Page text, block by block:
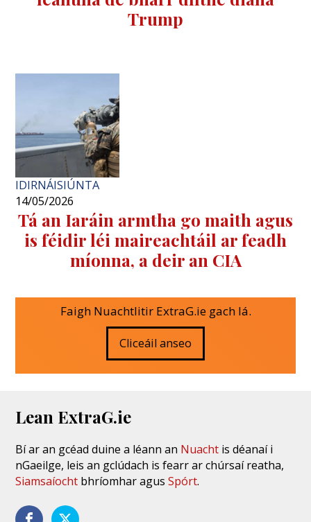
Trump
IDIRNÁISIÚNTA
14/05/2026
Tá an Iaráin armtha go maith agus
is féidir léi maireachtáil ar feadh
míonna, a deir an CIA
Faigh Nuachtlitir ExtraG.ie gach lá.
Cliceáil anseo
Lean ExtraG.ie
Bí ar an gcéad duine a léann an Nuacht is déanaí i
nGaeilge, leis an gclúdach is fearr ar chúrsaí reatha,
Siamsaíocht bhríomhar agusSpórt.